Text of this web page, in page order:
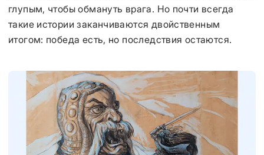
глупым, чтобы обмануть врага. Но почти всегда
такие истории заканчиваются двойственным
итогом: победа есть, но последствия остаются.